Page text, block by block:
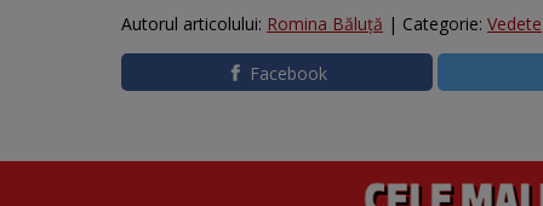
Autorul articolului: Romina Băluță | Categorie: Vedete
Facebook